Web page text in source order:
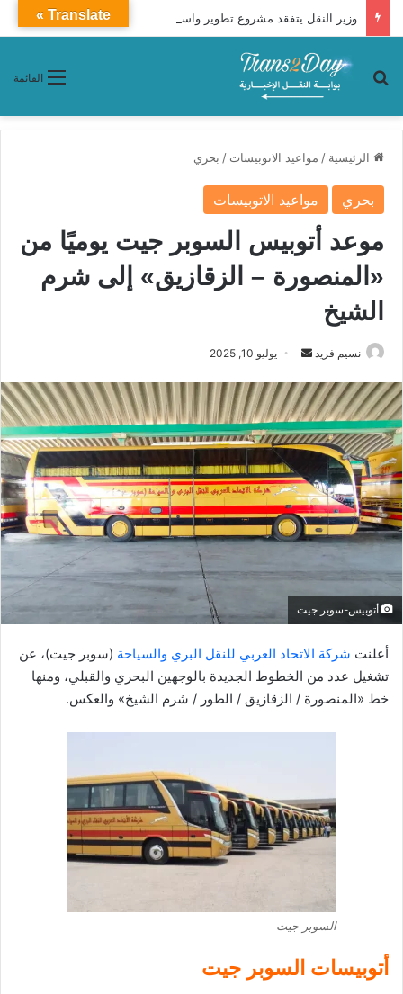
وزير النقل يتفقد مشروع تطوير واستكمال ميناء السخنة
القائمة بحث عن
الرئيسية / مواعيد الاتوبيسات / بحري
بحري مواعيد الاتوبيسات
موعد أتوبيس السوبر جيت يوميًا من
«المنصورة – الزقازيق» إلى شرم
الشيخ
نسيم فريد
س
ل
ب
ي
د
ا
إ
ل
ت
و
ي
يوليو 10, 2025
أتوبيس-سوبر جيت
أعلنت شركة الاتحاد العربي للنقل البري والسياحة (سوبر جيت)، عن
تشغيل عدد من الخطوط الجديدة بالوجهين البحري والقبلي، ومنها
خط «المنصورة / الزقازيق / الطور / شرم الشيخ» والعكس.
السوبر جيت
أتوبيسات السوبر جيت
Translate »